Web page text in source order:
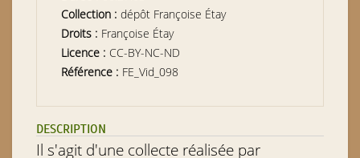
Collection : dépôt Françoise Étay
Droits : Françoise Étay
Licence : CC-BY-NC-ND
Référence : FE_Vid_098
DESCRIPTION
Il s'agit d'une collecte réalisée par